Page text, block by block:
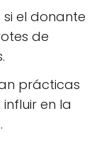
si el donante
de
prácticas
en la